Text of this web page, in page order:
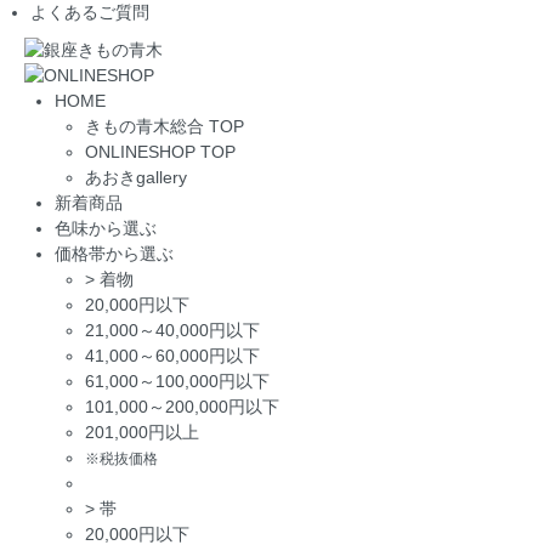
よくあるご質問
HOME
きもの青木総合 TOP
ONLINESHOP TOP
あおきgallery
新着商品
色味から選ぶ
価格帯から選ぶ
> 着物
20,000円以下
21,000～40,000円以下
41,000～60,000円以下
61,000～100,000円以下
101,000～200,000円以下
201,000円以上
※税抜価格
> 帯
20,000円以下